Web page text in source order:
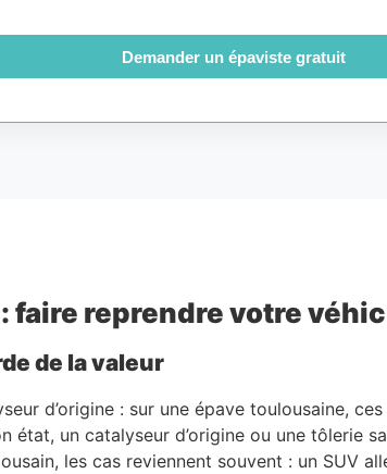
Demander un épaviste gratuit
: faire reprendre votre
de la valeur
d’origine : sur une épave toulousaine,
état, un catalyseur d’origine ou une tôlerie
les cas reviennent souvent : un SUV